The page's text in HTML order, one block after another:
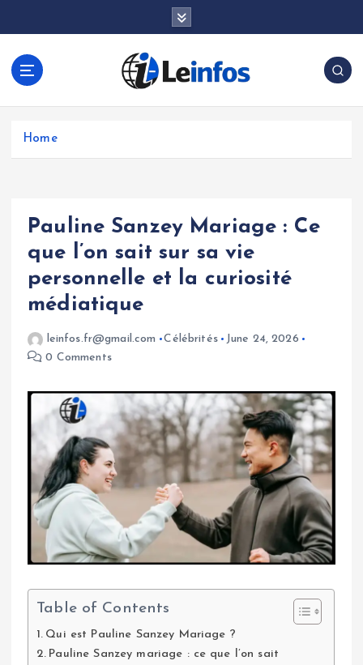
Home
Pauline Sanzey Mariage : Ce
que l’on sait sur sa vie
personnelle et la curiosité
médiatique
leinfos.fr@gmail.com Célébrités
June 24, 2026
0 Comments
Table of Contents
Qui est Pauline Sanzey Mariage ?
Pauline Sanzey mariage : ce que l’on sait